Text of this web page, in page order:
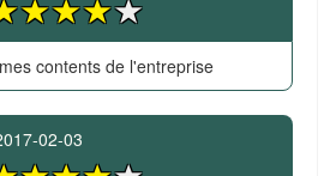
contents de l'entreprise
02-03